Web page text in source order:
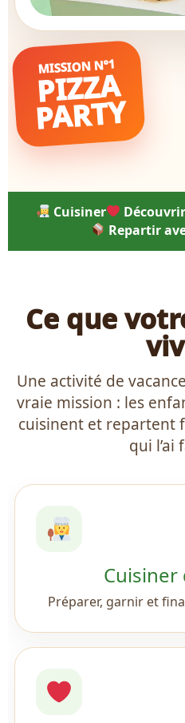
MISSION N°1
PIZZA
PARTY
Cuisiner Découvrir
Repartir
Ce que
Une activité de
vraie mission : les
cuisinent et repartent
qui l’ai
Cuisiner
Préparer, garnir et